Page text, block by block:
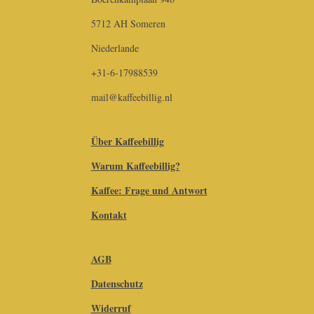
5712 AH Someren
Niederlande
+31-6-17988539
mail@kaffeebillig.nl
Über Kaffeebillig
Warum Kaffeebillig?
Kaffee: Frage und Antwort
Kontakt
AGB
Datenschutz
Widerruf